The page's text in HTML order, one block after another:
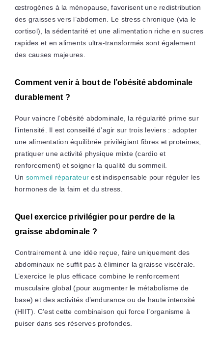
œstrogènes à la ménopause, favorisent une redistribution
des graisses vers l’abdomen. Le stress chronique (via le
cortisol), la sédentarité et une alimentation riche en sucres
rapides et en aliments ultra-transformés sont également
des causes majeures.
Comment venir à bout de l’obésité abdominale
durablement ?
Pour vaincre l’obésité abdominale, la régularité prime sur
l’intensité. Il est conseillé d’agir sur trois leviers : adopter
une alimentation équilibrée privilégiant fibres et proteines,
pratiquer une activité physique mixte (cardio et
renforcement) et soigner la qualité du sommeil.
Un sommeil réparateur est indispensable pour réguler les
hormones de la faim et du stress.
Quel exercice privilégier pour perdre de la
graisse abdominale ?
Contrairement à une idée reçue, faire uniquement des
abdominaux ne suffit pas à éliminer la graisse viscérale.
L’exercice le plus efficace combine le renforcement
musculaire global (pour augmenter le métabolisme de
base) et des activités d’endurance ou de haute intensité
(HIIT). C’est cette combinaison qui force l’organisme à
puiser dans ses réserves profondes.